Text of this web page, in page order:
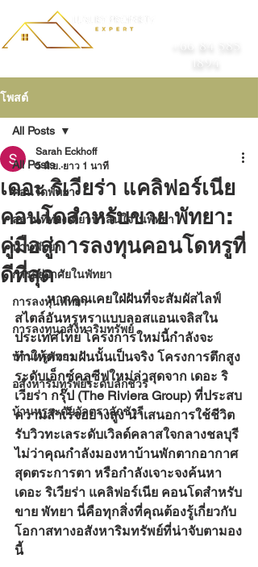
+66 84 585
1894
โพสต์
All Posts
คอนโดพัทยา
สถานที่ท่องเที่ยวน่าสนใจในพัทยา
บ้านพัทยา
การอยู่อาศัยในพัทยา
การลงทุนพัทยา
การลงทุนอสังหาริมทรัพย์
บ้านหรูพัทยา
อสังหาริมทรัพย์ระดับลักชัวรี
บ้านหรูระดับอัลตราลักชัวรี
All Posts
เดอะ ริเวียร่า แคลิฟอร์เนีย
คอนโดสำหรับขาย พัทยา:
คู่มือสู่การลงทุนคอนโดหรูที่
ดีที่สุด
Sarah Eckhoff
5 มิ.ย. ยาว 1 นาที
	หากคุณเคยใฝ่ฝันที่จะสัมผัสไลฟ์
สไตล์อันหรูหราแบบลอสแอนเจลิสใน
ประเทศไทย โครงการใหม่นี้กำลังจะ
ทำให้ความฝันนั้นเป็นจริง โครงการตึกสูง
ระดับเอ็กซ์คลูซีฟใหม่ล่าสุดจาก เดอะ ริ
เวียร่า กรุ๊ป (The Riviera Group) ที่ประสบ
ความสำเร็จอย่างสูง นำเสนอการใช้ชีวิต
รับวิวทะเลระดับเวิลด์คลาสใจกลางชลบุรี
ไม่ว่าคุณกำลังมองหาบ้านพักตากอากาศ
สุดตระการตา หรือกำลังเจาะจงค้นหา
เดอะ ริเวียร่า แคลิฟอร์เนีย คอนโดสำหรับ
ขาย พัทยา นี่คือทุกสิ่งที่คุณต้องรู้เกี่ยวกับ
โอกาสทางอสังหาริมทรัพย์ที่น่าจับตามอง
นี้